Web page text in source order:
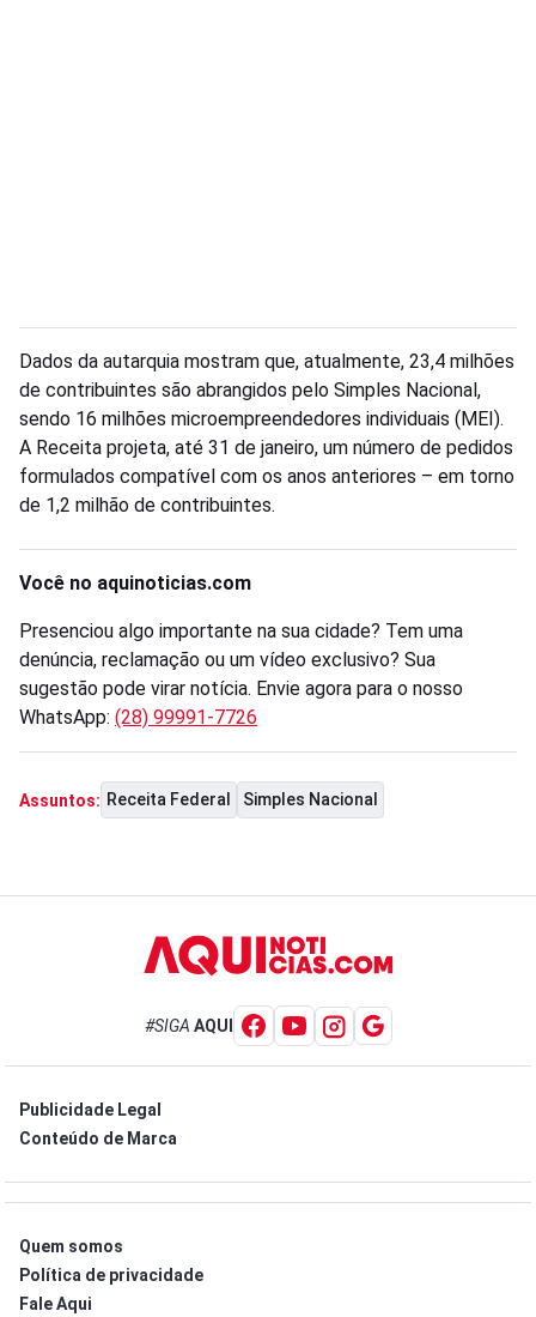
Dados da autarquia mostram que, atualmente, 23,4 milhões
de contribuintes são abrangidos pelo Simples Nacional,
sendo 16 milhões microempreendedores individuais (MEI).
A Receita projeta, até 31 de janeiro, um número de pedidos
formulados compatível com os anos anteriores – em torno
de 1,2 milhão de contribuintes.
Você no aquinoticias.com
Presenciou algo importante na sua cidade? Tem uma
denúncia, reclamação ou um vídeo exclusivo? Sua
sugestão pode virar notícia. Envie agora para o nosso
WhatsApp: (28) 99991-7726
Assuntos: Receita Federal Simples Nacional
#SIGA AQUI
Publicidade Legal
Conteúdo de Marca
Quem somos
Política de privacidade
Fale Aqui